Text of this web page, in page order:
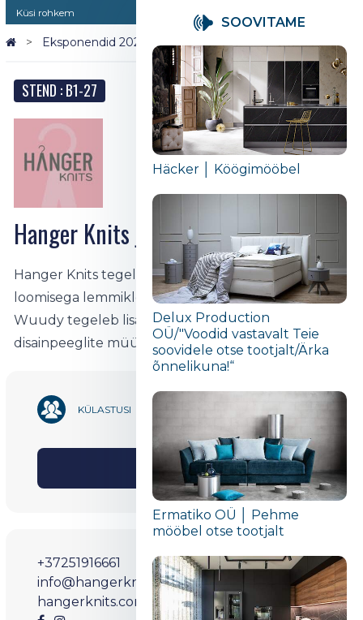
Küsi rohkem
Eksponendid 2026 Hanger Knits ja Wuudy
STEND : B1-27
Hanger Knits ja Wuudy
Hanger Knits tegeleb matchivate kudumite
loomisega lemmikloomadele ja nende omanikele.
Wuudy tegeleb lisaks eritellimusmööbli tootmisele
disainpeeglite müümisega.
KÜLASTUSI
Jaga
+37251916661
info@hangerknits.com
hangerknits.com
SOOVITAME
Häcker │ Köögimööbel
Delux Production
OÜ/"Voodid vastavalt Teie
soovidele otse tootjalt/Ärka
õnnelikuna!“
Ermatiko OÜ │ Pehme
mööbel otse tootjalt